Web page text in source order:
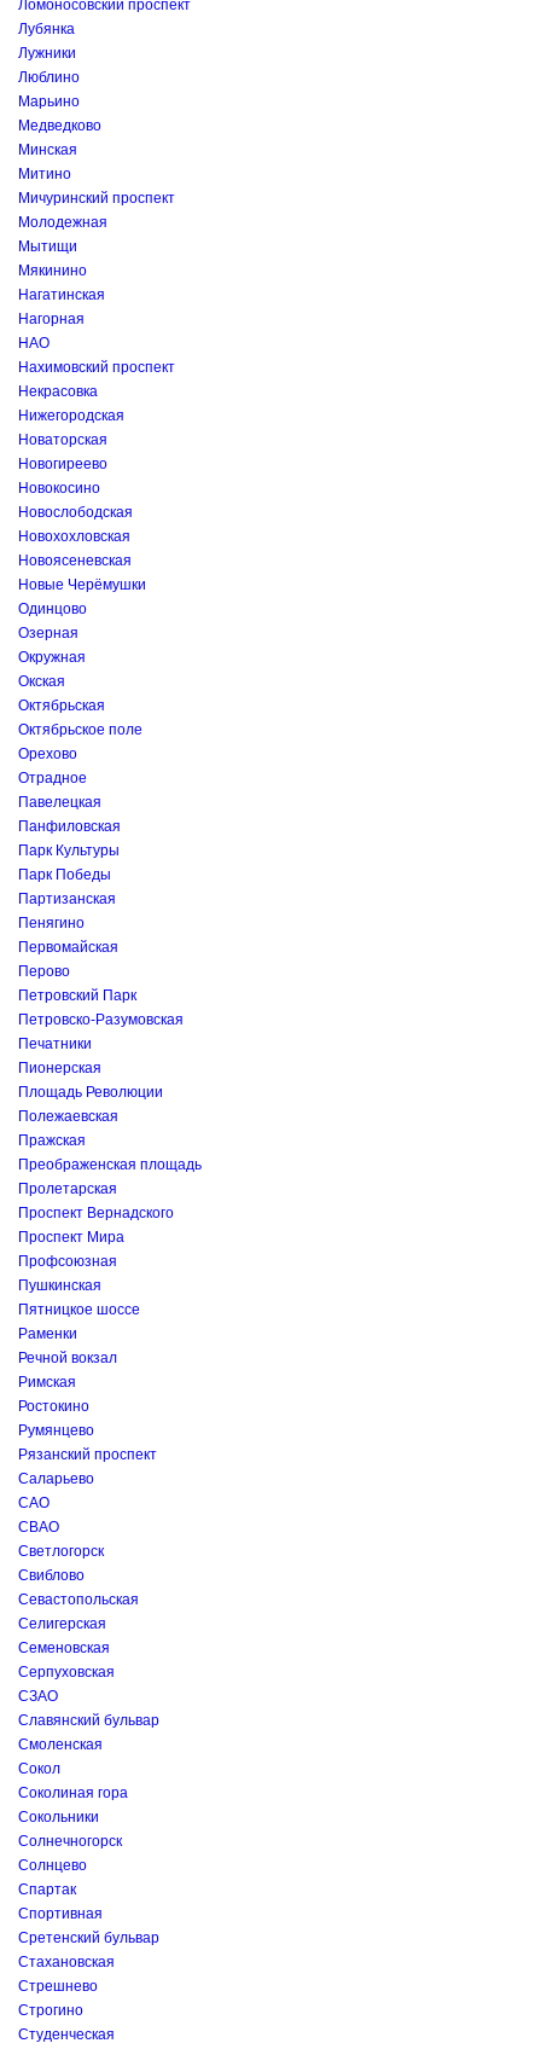
Ломоносовский проспект
Лубянка
Лужники
Люблино
Марьино
Медведково
Минская
Митино
Мичуринский проспект
Молодежная
Мытищи
Мякинино
Нагатинская
Нагорная
НАО
Нахимовский проспект
Некрасовка
Нижегородская
Новаторская
Новогиреево
Новокосино
Новослободская
Новохохловская
Новоясеневская
Новые Черёмушки
Одинцово
Озерная
Окружная
Окская
Октябрьская
Октябрьское поле
Орехово
Отрадное
Павелецкая
Панфиловская
Парк Культуры
Парк Победы
Партизанская
Пенягино
Первомайская
Перово
Петровский Парк
Петровско-Разумовская
Печатники
Пионерская
Площадь Революции
Полежаевская
Пражская
Преображенская площадь
Пролетарская
Проспект Вернадского
Проспект Мира
Профсоюзная
Пушкинская
Пятницкое шоссе
Раменки
Речной вокзал
Римская
Ростокино
Румянцево
Рязанский проспект
Саларьево
САО
СВАО
Светлогорск
Свиблово
Севастопольская
Селигерская
Семеновская
Серпуховская
СЗАО
Славянский бульвар
Смоленская
Сокол
Соколиная гора
Сокольники
Солнечногорск
Солнцево
Спартак
Спортивная
Сретенский бульвар
Стахановская
Стрешнево
Строгино
Студенческая